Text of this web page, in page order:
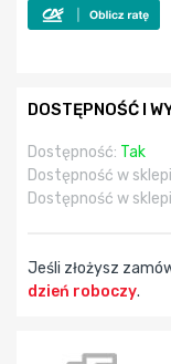
DOSTĘPNOŚĆ I
Dostępność: Tak
Dostępność w
Dostępność w
Jeśli złożysz
dzień roboczy.